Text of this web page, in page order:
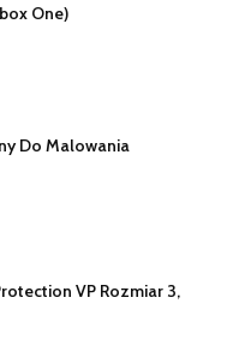
One)
Do Malowania
VP Rozmiar 3,